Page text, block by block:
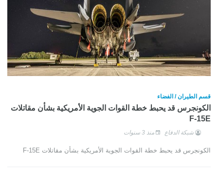
قسم الطيران / الفضاء
الكونجرس قد يحبط خطة القوات الجوية الأمريكية بشأن مقاتلات
F-15E
شبكة الدفاع منذ 3 سنوات
الكونجرس قد يحبط خطة القوات الجوية الأمريكية بشأن مقاتلات F-15E